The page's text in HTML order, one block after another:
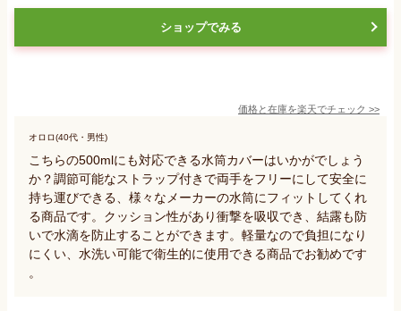
ショップでみる
価格と在庫を楽天でチェック >>
オロロ(40代・男性)
こちらの500mlにも対応できる水筒カバーはいかがでしょう
か？調節可能なストラップ付きで両手をフリーにして安全に
持ち運びできる、様々なメーカーの水筒にフィットしてくれ
る商品です。クッション性があり衝撃を吸収でき、結露も防
いで水滴を防止することができます。軽量なので負担になり
にくい、水洗い可能で衛生的に使用できる商品でお勧めです
。